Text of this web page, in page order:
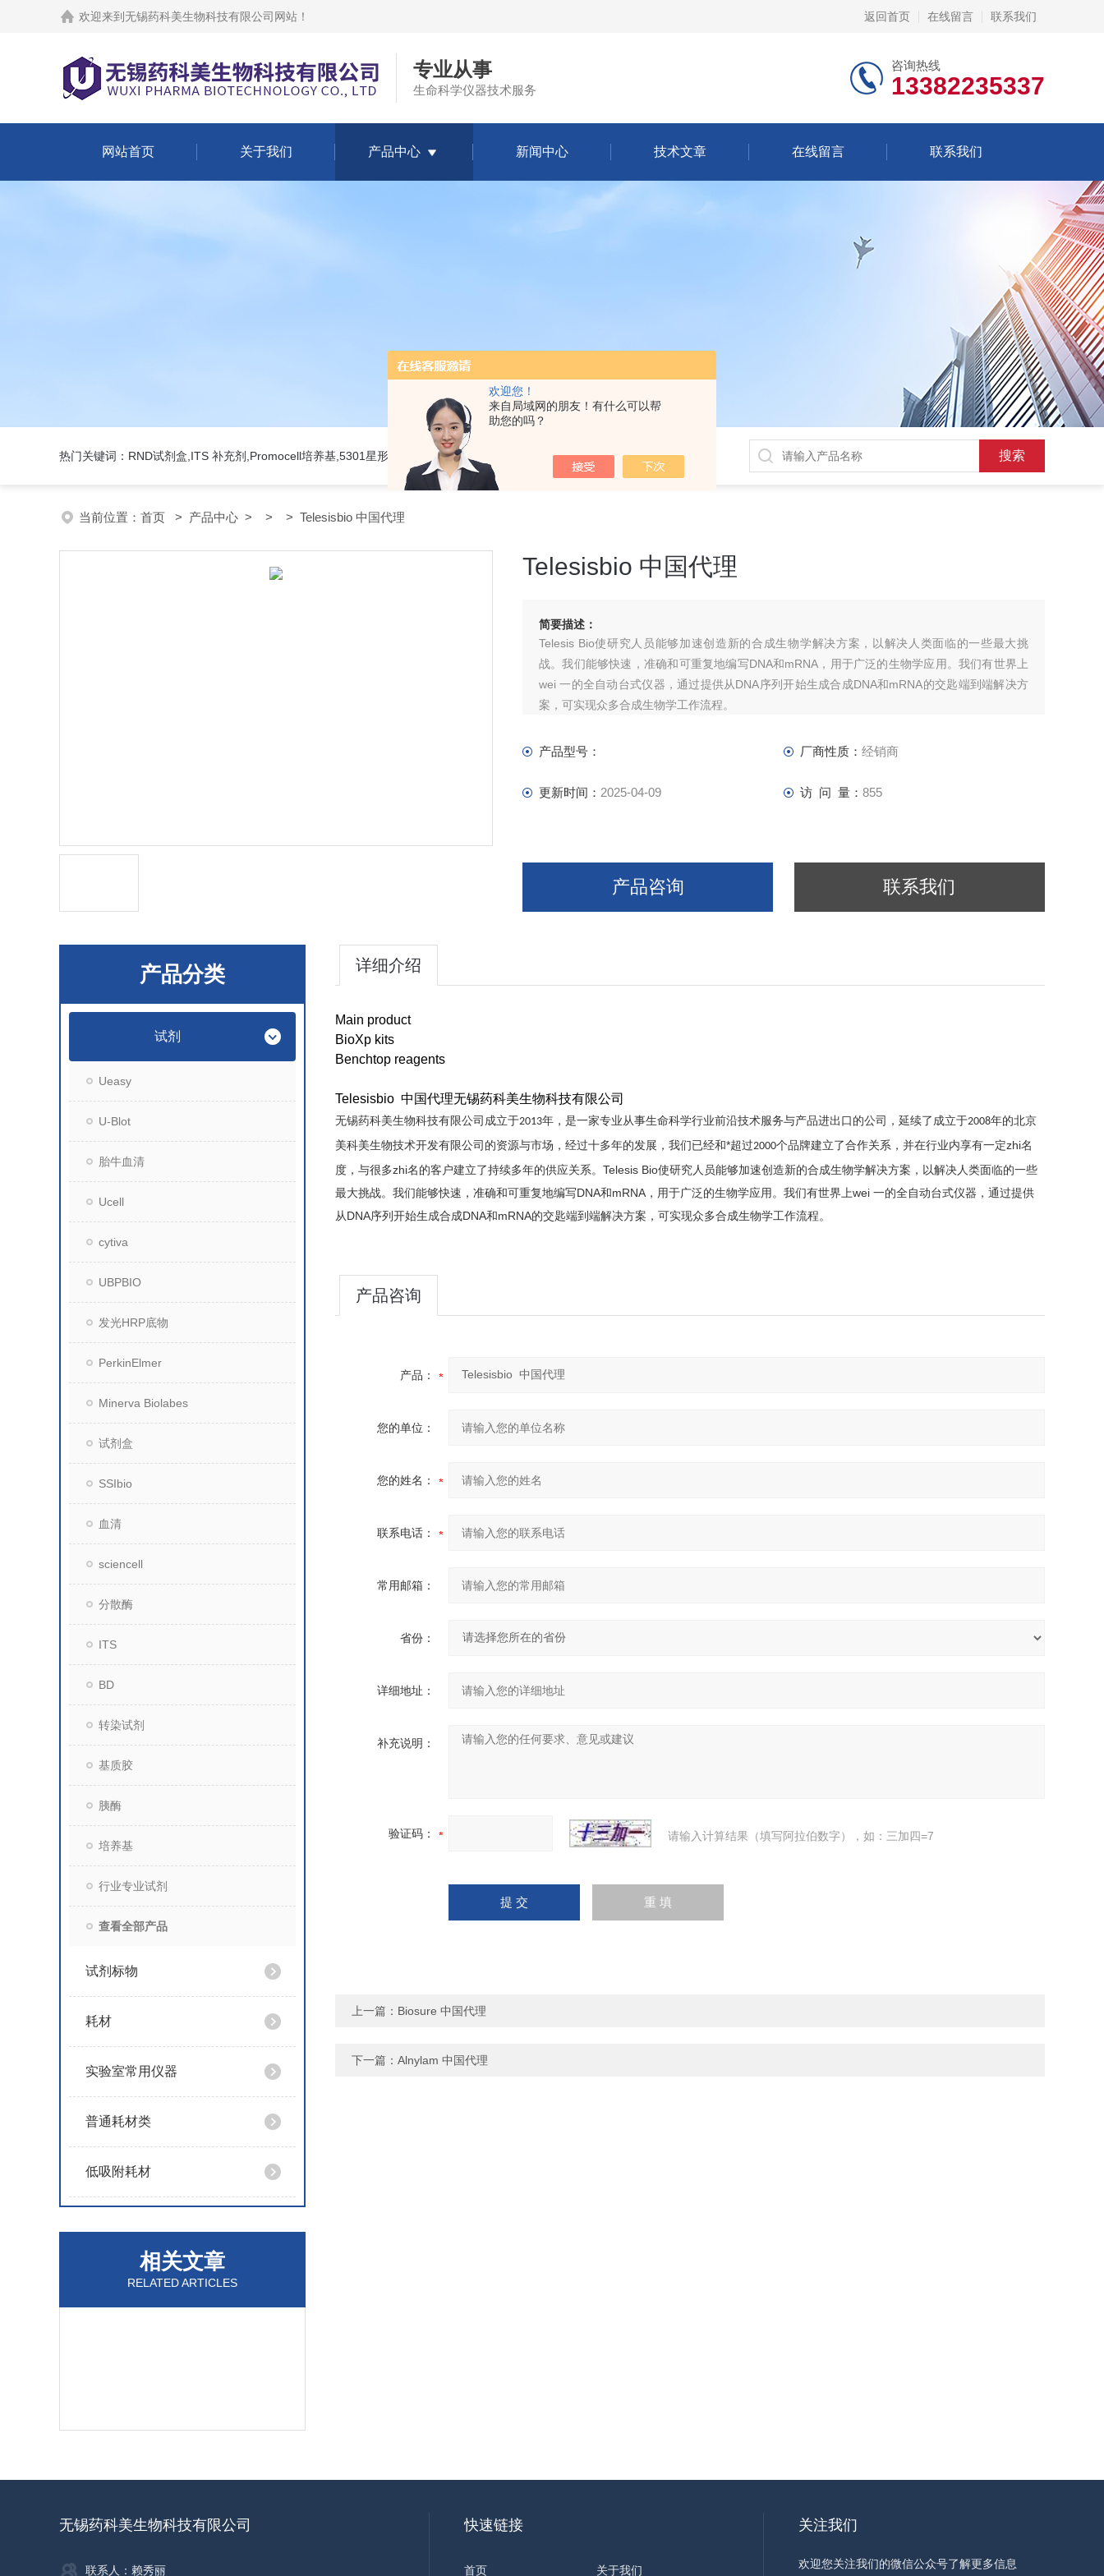
欢迎您！
来自局域网的朋友！有什么可以帮
助您的吗？
欢迎来到 无锡药科美生物科技有限公司网站 ！ 返回首页 在线留言 联系我们
专业从事
生命科学仪器技术服务
咨询热线
13382235337
网站首页 关于我们 产品中心 新闻中心 技术文章 在线留言 联系我们
热门关键词：RND试剂盒,ITS 补充剂,Promocell培养基,5301星形细胞培养基
当前位置： 首页 > 产品中心 > > > Telesisbio 中国代理
Telesisbio 中国代理
简要描述：
Telesis Bio使研究人员能够加速创造新的合成生物学解决方案，以解决人类面临的一些最大挑
战。我们能够快速，准确和可重复地编写DNA和mRNA，用于广泛的生物学应用。我们有世界上
wei 一的全自动台式仪器，通过提供从DNA序列开始生成合成DNA和mRNA的交匙端到端解决方
案，可实现众多合成生物学工作流程。
产品型号： 厂商性质： 经销商
更新时间： 2025-04-09 访 问 量： 855
产品咨询 联系我们
产品分类
试剂
Ueasy
U-Blot
胎牛血清
Ucell
cytiva
UBPBIO
发光HRP底物
PerkinElmer
Minerva Biolabes
试剂盒
SSIbio
血清
sciencell
分散酶
ITS
BD
转染试剂
基质胶
胰酶
培养基
行业专业试剂
查看全部产品
试剂标物
耗材
实验室常用仪器
普通耗材类
低吸附耗材
相关文章
RELATED ARTICLES
详细介绍
Main product
BioXp kits
Benchtop reagents
Telesisbio 中国代理无锡药科美生物科技有限公司
无锡药科美生物科技有限公司成立于2013年，是一家专业从事生命科学行业前沿技术服务与产品进出口的公司，延续了成立于2008年的北京
美科美生物技术开发有限公司的资源与市场，经过十多年的发展，我们已经和*超过2000个品牌建立了合作关系，并在行业内享有一定zhi名
度，与很多zhi名的客户建立了持续多年的供应关系。Telesis Bio使研究人员能够加速创造新的合成生物学解决方案，以解决人类面临的一些
最大挑战。我们能够快速，准确和可重复地编写DNA和mRNA，用于广泛的生物学应用。我们有世界上wei 一的全自动台式仪器，通过提供
从DNA序列开始生成合成DNA和mRNA的交匙端到端解决方案，可实现众多合成生物学工作流程。
产品咨询
产品：
您的单位：
您的姓名：
联系电话：
常用邮箱：
省份：
详细地址：
补充说明：
验证码： 请输入计算结果（填写阿拉伯数字），如：三加四=7
上一篇： Biosure 中国代理
下一篇： Alnylam 中国代理
无锡药科美生物科技有限公司
联系人：赖秀丽
快速链接
首页 关于我们
关注我们
欢迎您关注我们的微信公众号了解更多信息